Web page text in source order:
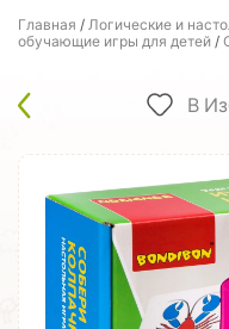
Главная / Логические и
обучающие игры для детей /
В